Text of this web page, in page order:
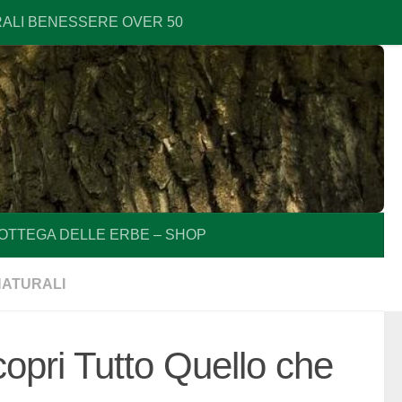
BENESSERE OVER 50
DELLE ERBE – SHOP
Tutto Quello che